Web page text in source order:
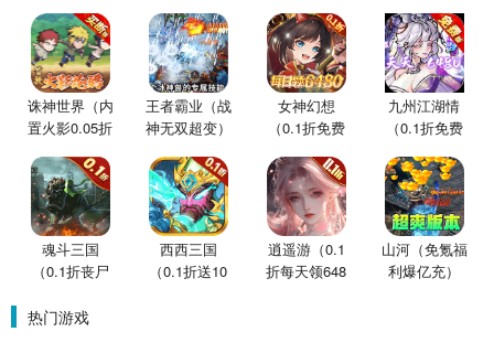
诛神世界（内
置火影0.05折
王者霸业（战
神无双超变）
女神幻想
（0.1折免费
九州江湖情
（0.1折免费
魂斗三国
（0.1折丧尸
西西三国
（0.1折送10
逍遥游（0.1
折每天领648
山河（免氪福
利爆亿充）
热门游戏